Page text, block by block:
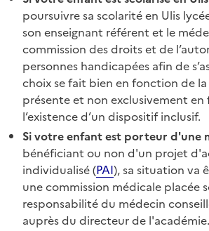
poursuivre sa scolarité en Ulis
son enseignant référent et le
commission des droits et de
personnes handicapées afin de
choix se fait bien en fonction de
présente et non exclusivement
l’existence d’un dispositif inclusif.
Si votre enfant est porteur d'une
bénéficiant ou non d'un projet
individualisé (PAI), sa situation va
une commission médicale placée
responsabilité du médecin
auprès du directeur de l'académie.